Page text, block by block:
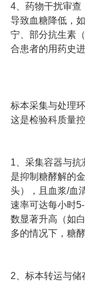
4、药物干扰审查
导致血糖降低，
宁、部分抗生素
合患者的用药史进
标本采集与处理
这是检验科质量
1、采集容器与抗
是抑制糖酵解的
头），且血浆/血
速率可达每小时
数显著升高（如
多的情况下，糖
2、标本转运与